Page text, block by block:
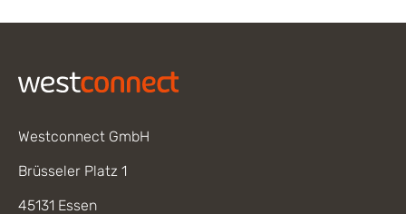
Westconnect GmbH
Brüsseler Platz 1
45131 Essen